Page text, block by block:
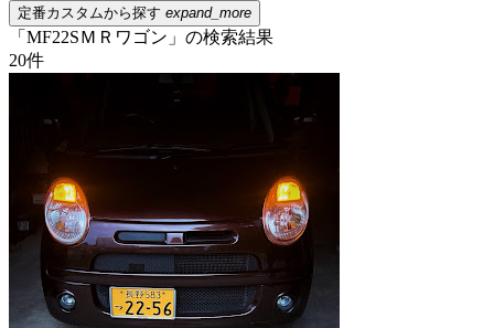
定番カスタムから探す expand_more
「MF22SＭＲワゴン」の検索結果
20件